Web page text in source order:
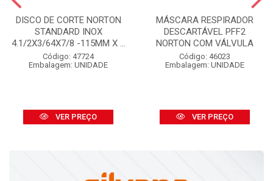
DISCO DE CORTE NORTON
STANDARD INOX
4.1/2X3/64X7/8 -115MM X ...
Código: 47724
Embalagem: UNIDADE
VER PREÇO
MÁSCARA RESPIRADOR
DESCARTÁVEL PFF2
NORTON COM VÁLVULA
Código: 46023
Embalagem: UNIDADE
VER PREÇO